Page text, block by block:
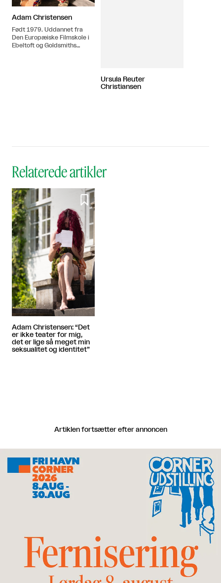
Adam Christensen
Født 1979. Uddannet fra
Den Europæiske Filmskole i
Ebeltoft og Goldsmiths
Ursula Reuter
Christiansen
Relaterede artikler

Adam Christensen: “Det
er ikke teater for mig,
det er lige så meget min
seksualitet og identitet”
Artiklen fortsætter efter annoncen